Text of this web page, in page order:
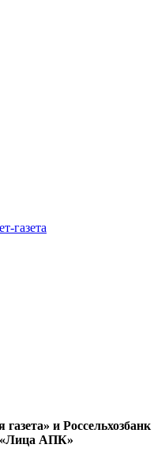
газета
газета» и Россельхозбанк
«Лица АПК»